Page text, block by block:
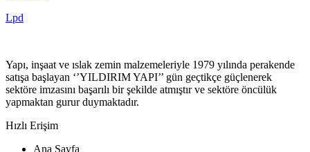
Lpd
Yapı, inşaat ve ıslak zemin malzemeleriyle 1979 yılında perakende
satışa başlayan ‘’YILDIRIM YAPI’’ gün geçtikçe güçlenerek
sektöre imzasını başarılı bir şekilde atmıştır ve sektöre öncülük
yapmaktan gurur duymaktadır.
Hızlı Erişim
Ana Sayfa